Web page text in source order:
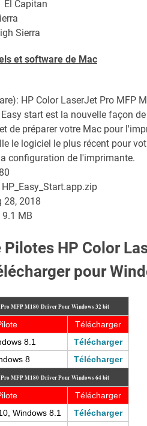
El Capitan
Sierra
et software de Mac
HP Color LaserJet Pro MFP
start est la nouvelle façon
de préparer votre Mac pour
le logiciel le plus récent pour
configuration de l'imprimante.
28, 2018
MB
HP Color
pour
Pro MFP M180 Driver Pour Windows 32 bit
Télécharger
8.1
Télécharger
8
Télécharger
Pro MFP M180 Driver Pour Windows 64 bit
Télécharger
Windows 8.1
Télécharger